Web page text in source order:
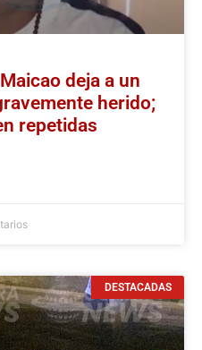
deja a un
herido;
repetidas
DESTACADAS